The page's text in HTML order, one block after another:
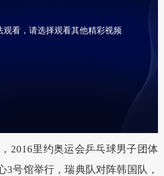
观看，请选择观看其他精彩视频
里约奥运会乒乓球男子团体
3号馆举行，瑞典队对阵韩国队，